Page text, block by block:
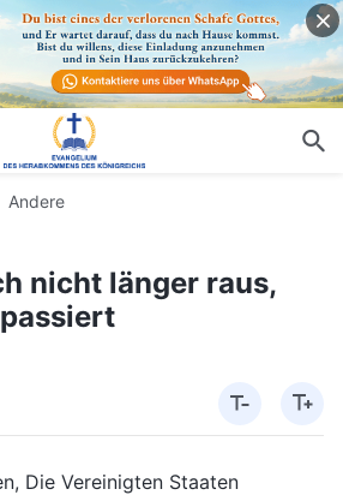
Andere
nicht länger raus,
Die Vereinigten Staaten